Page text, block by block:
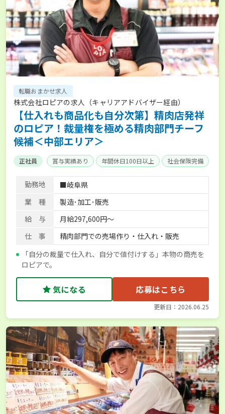
転職おまかせ求人
株式会社ロピアの求人（キャリアアドバイザー経由）
【仕入れも商品化も自分次第】精肉店発祥
のロピア！裁量権を極める精肉部門チーフ
候補＜中部エリア＞
正社員 賞与実績あり 年間休日100日以上 社会保険完備
勤務地
■岐阜県
業 種
製造･加工･販売
給 与
月給297,600円～
仕 事
精肉部門での売場作り・仕入れ・販売
「自分の裁量で仕入れ、自分で値付けする」本物の商売を
ロピアで。
気になる 応募はこちら
更新日：2026.06.25